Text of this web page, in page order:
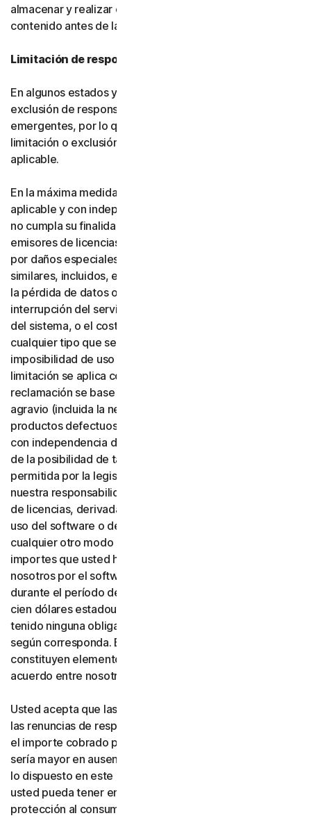
almacenar y realizar copias de seguridad de su
contenido antes de la terminación.
Limitación de responsabilidad
En algunos estados y países no se permite la limitación o
exclusión de responsabilidad por daños fortuitos o
emergentes, por lo que es posible que, en su caso, la
limitación o exclusión establecida a continuación no sea
aplicable.
En la máxima medida permitida por la legislación
aplicable y con independencia de que cualquier recurso
no cumpla su finalidad esencial, ni Gen ni nuestros
emisores de licencias serán responsables frente a usted
por daños especiales, consecuentes, indirectos o
similares, incluidos, entre otros, la pérdida de beneficios,
la pérdida de datos o de fondo de comercio, la
interrupción del servicio, los daños informáticos o fallos
del sistema, o el coste de servicios sustitutos de
cualquier tipo que se deriven del uso o de la
imposibilidad de uso del software o de los servicios. Esta
limitación se aplica con independencia de que su
reclamación se base en una garantía, un contrato, un
agravio (incluida la negligencia), la responsabilidad por
productos defectuosos o cualquier otra teoría legal, y
con independencia de que Gen haya sido advertida o no
de la posibilidad de tales daños. En la máxima medida
permitida por la legislación aplicable, en ningún caso
nuestra responsabilidad total o la de nuestros emisores
de licencias, derivada del uso o de la imposibilidad de
uso del software o de los servicios, o relacionada de
cualquier otro modo con estas condiciones, superará los
importes que usted haya pagado o deba pagar a
nosotros por el software o los servicios aplicables
durante el período de suscripción correspondiente, o
cien dólares estadounidenses (100 USD) si usted no ha
tenido ninguna obligación de pago frente a nosotros,
según corresponda. Estas exclusiones y limitaciones
constituyen elementos fundamentales de la base del
acuerdo entre nosotros y usted.
Usted acepta que las limitaciones de responsabilidad y
las renuncias de responsabilidad de esta sección reflejan
el importe cobrado por el software y los servicios, que
sería mayor en ausencia de dichas limitaciones. Nada de
lo dispuesto en este acuerdo limita los derechos que
usted pueda tener en virtud de las leyes vigentes de
protección al consumidor u otras leyes aplicables que no